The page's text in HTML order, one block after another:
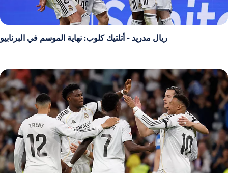
ريال مدريد - أتلتيك كلوب: نهاية الموسم في البرنابيو